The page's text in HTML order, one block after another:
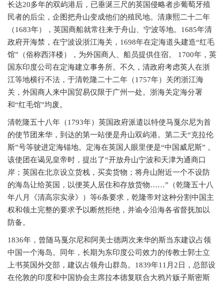
长达20多年的双屿港后，已垂涎三尺的英国侵略者步葡萄牙殖
民者的后尘，企图把舟山变成他们的殖民地。清康熙二十二年
（1683年），英国商船就常往来于舟山、宁波等地。1685年清
政府开海禁，在宁波设浙江海关，1698年在定海道头建造“红毛
馆”（俗称西洋楼），为外国商人、船员提供住宿。 1700年，英
国东印度公司在定海建立事务所。不久，清政府考虑英人在浙
江等地横行不法，于清乾隆二十二年（1757年）关闭浙江海
关，外国商人来中国贸易仅限于广州一处。浙海关定海分署
和“红毛馆”均废。
清乾隆五十八年（1793年）英国政府派遣以特使马戛尔尼为首
的使节团来华，到达的第一站便是舟山双屿港。第二天“克拉伦
斯”号等驶进定海锚地。定海在英国人眼里便是“中国威尼斯” 。
该使团在谒见皇帝时，提出了“开放舟山宁波和天津为通商口
岸；英国在北京设立货栈，买卖货物；将舟山附近一个不设防
的海岛让给英国，以便英人居住和存放货物……”（乾隆五十八
年八月《清高宗实录》）等6条要求，乾隆帝对这种分割中国主
权和领土完整的要求予以断然拒绝，并谕令沿海各省督抚加以
防备。
1836年，曾随马戛尔尼和阿美士德两次来华的斯当东建议占领
中国一个海岛。同年，长期为东印度公司效力的传教士郭士立
上书英国外交部，建议占领舟山群岛。1839年11月2日，总部设
在伦敦的印度和中国协会主席拉本德复联合大鸦片贩子斯密斯